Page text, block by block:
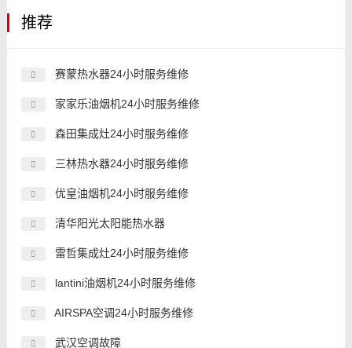
推荐
赛蒙热水器24小时服务维修
家家乐油烟机24小时服务维修
森田集成灶24小时服务维修
三林热水器24小时服务维修
优皇油烟机24小时服务维修
清华阳光太阳能热水器
雷哲集成灶24小时服务维修
lantini油烟机24小时服务维修
AIRSPA空调24小时服务维修
武汉空调故障